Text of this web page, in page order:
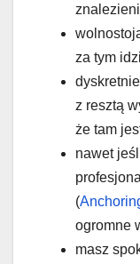
za tym
z resztą
że tam
nawet
(
ogromne
masz